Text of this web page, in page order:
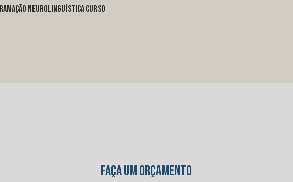
neurolinguística curso
FAÇA UM ORÇAMENTO